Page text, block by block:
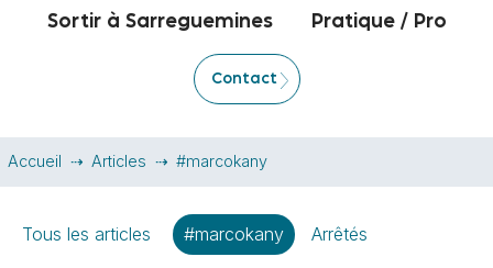
Sortir à Sarreguemines Pratique / Pro
Contact
Accueil Articles #marcokany
Tous les articles #marcokany Arrêtés